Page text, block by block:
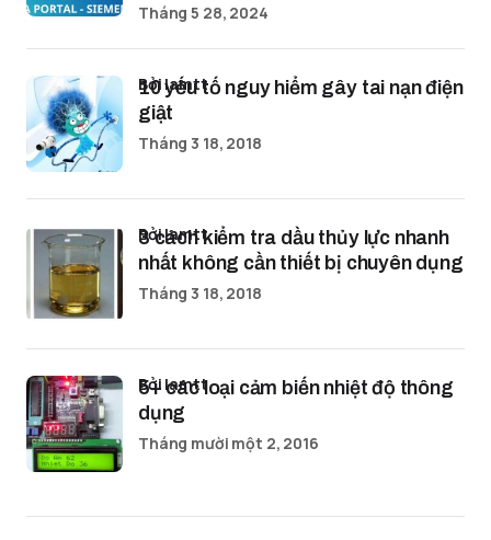
Tháng 5 28, 2024
10 yếu tố nguy hiểm gây tai nạn điện
giật
bởi lamtt
Tháng 3 18, 2018
3 cách kiểm tra dầu thủy lực nhanh
nhất không cần thiết bị chuyên dụng
bởi lamtt
Tháng 3 18, 2018
5+ các loại cảm biến nhiệt độ thông
dụng
bởi lamtt
Tháng mười một 2, 2016